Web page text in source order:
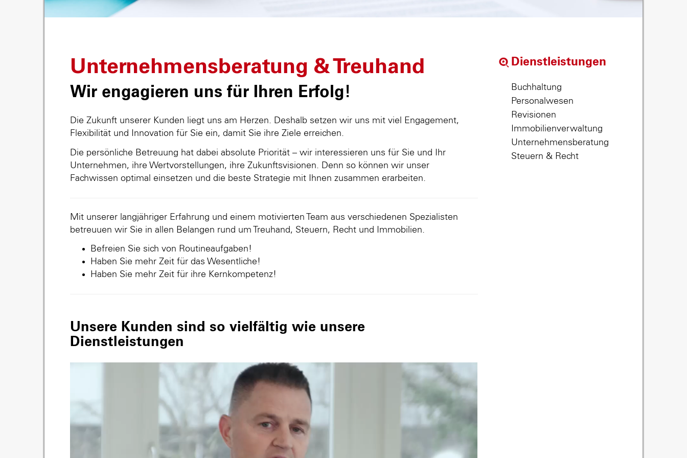
Unternehmensberatung & Treuhand
Wir engagieren uns für Ihren Erfolg!
Die Zukunft unserer Kunden liegt uns am Herzen. Deshalb setzen wir uns mit viel Engagement,
Flexibilität und Innovation für Sie ein, damit Sie ihre Ziele erreichen.
Die persönliche Betreuung hat dabei absolute Priorität – wir interessieren uns für Sie und Ihr
Unternehmen, ihre Wertvorstellungen, ihre Zukunftsvisionen. Denn so können wir unser
Fachwissen optimal einsetzen und die beste Strategie mit Ihnen zusammen erarbeiten.
Mit unserer langjähriger Erfahrung und einem motivierten Team aus verschiedenen Spezialisten
betreuuen wir Sie in allen Belangen rund um Treuhand, Steuern, Recht und Immobilien.
Befreien Sie sich von Routineaufgaben!
Haben Sie mehr Zeit für das Wesentliche!
Haben Sie mehr Zeit für ihre Kernkompetenz!
Unsere Kunden sind so vielfältig wie unsere
Dienstleistungen
Dienstleistungen
Buchhaltung
Personalwesen
Revisionen
Immobilienverwaltung
Unternehmensberatung
Steuern & Recht